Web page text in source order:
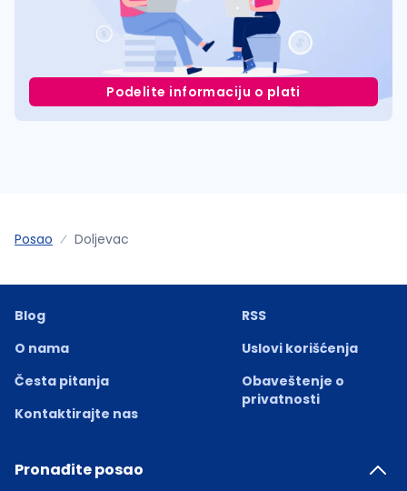
Podelite informaciju o plati
Posao Doljevac
Blog
O nama
Česta pitanja
Kontaktirajte nas
RSS
Uslovi korišćenja
Obaveštenje o
privatnosti
Pronađite posao